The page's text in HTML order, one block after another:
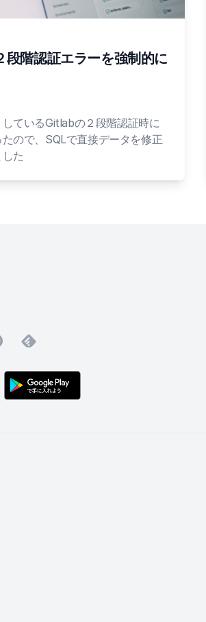
段階認証エラーを強制的に
ているGitlabの２段階認証時に
ので、SQLで直接データを修正
た
Feedly